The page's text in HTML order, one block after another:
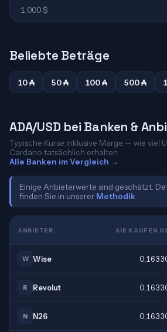
1.000 $
Beliebte Beträge
10 ₳ 50 ₳ 100 ₳ 500 ₳
ADA/USD bei Banken &
Typische Kurse inklusive Marge — wie viel
Cardano tatsächlich erhalten.
Alle Banken im Vergleich →
Einige Anbieterwerte sind geschätzt.
finden Sie in unserer Methodik
ANBIETER SIE KAUFEN
W Wise
R Revolut
N N26